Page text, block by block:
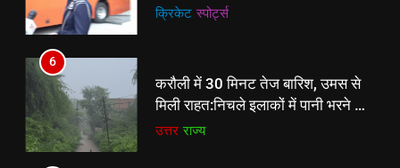
39 मेडल जीते थे
क्रिकेट ‎स्पोर्ट्स
6
करौली में 30 मिनट तेज बारिश, उमस से
मिली राहत:निचले इलाकों में पानी भरने से
लोग परेशान, पांचना बांध का जलस्तर बढ़ा
उत्तर राज्य
5
मोदी कॉमनवेल्थ गेम्स के मेडलिस्ट से
मिलेंगे:प्लेयर्स PM आवास पहुंचे, भारत ने
39 मेडल जीते थे
क्रिकेट ‎स्पोर्ट्स